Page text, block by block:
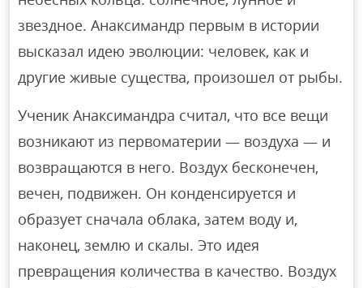
звездное. Анаксимандр первым в истории
высказал идею эволюции: человек, как и
другие живые существа, произошел от рыбы.
Ученик Анаксимандра считал, что все вещи
возникают из первоматерии — воздуха — и
возвращаются в него. Воздух бесконечен,
вечен, подвижен. Он конденсируется и
образует сначала облака, затем воду и,
наконец, землю и скалы. Это идея
превращения количества в качество. Воздух